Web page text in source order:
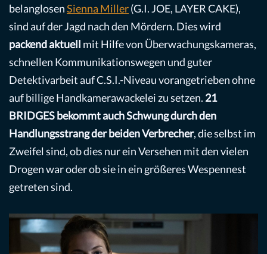
belanglosenSienna Miller(G.I. JOE, LAYER CAKE),
sind auf der Jagd nach den Mördern. Dies wird
packend aktuell mit Hilfe von Überwachungskameras,
schnellen Kommunikationswegen und guter
Detektivarbeit auf C.S.I.-Niveau vorangetrieben ohne
auf billige Handkamerawackelei zu setzen. 21
BRIDGES bekommt auch Schwung durch den
Handlungsstrang der beiden Verbrecher, die selbst im
Zweifel sind, ob dies nur ein Versehen mit den vielen
Drogen war oder ob sie in ein größeres Wespennest
getreten sind.